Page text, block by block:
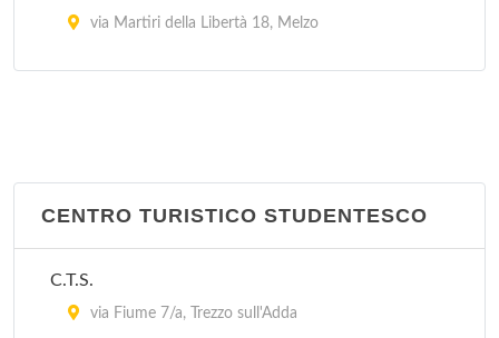
via Martiri della Libertà 18, Melzo
via Gardenie 1, Rozzano
CENTRO TURISTICO STUDENTESCO
C.T.S.
via Fiume 7/a, Trezzo sull'Adda